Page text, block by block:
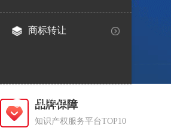
商标转让
企业转让
品牌保障
知识产权服务平台TOP10